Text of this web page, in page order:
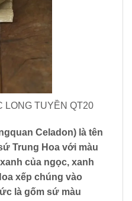
LONG TUYỀN QT20
Celadon) là tên
Trung Hoa với màu
của ngọc, xanh
xếp chúng vào
là gốm sứ màu